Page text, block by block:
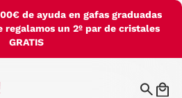
de ayuda en gafas graduadas
un 2º par de cristales
GRATIS